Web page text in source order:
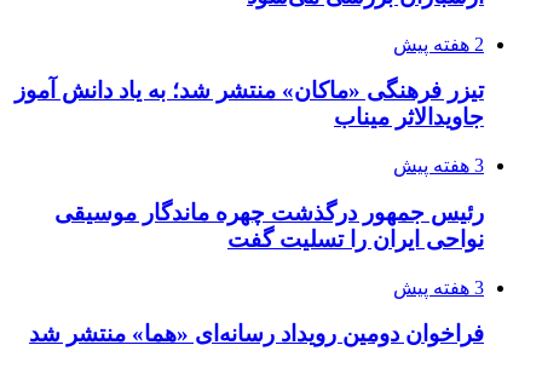
2 هفته پیش
تیزر فرهنگی «ماکان» منتشر شد؛ به یاد دانش آموز
جاویدالاثر میناب
3 هفته پیش
رئیس جمهور درگذشت چهره ماندگار موسیقی
نواحی ایران را تسلیت گفت
3 هفته پیش
فراخوان دومین رویداد رسانه‌ای «هما» منتشر شد